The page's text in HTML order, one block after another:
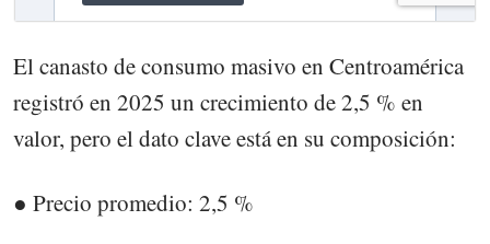
El canasto de consumo masivo en Centroamérica
registró en 2025 un crecimiento de 2,5 % en
valor, pero el dato clave está en su composición:
● Precio promedio: 2,5 %